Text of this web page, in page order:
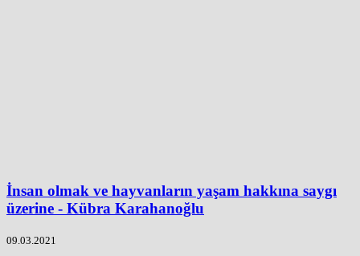
İnsan olmak ve hayvanların yaşam hakkına saygı
üzerine - Kübra Karahanoğlu
09.03.2021